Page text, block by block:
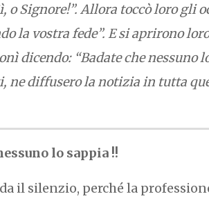
o Signore!”. Allora toccò loro gli
la vostra fede”. E si aprirono
dicendo: “Badate che nessuno
ne diffusero la notizia in tutta
lo sappia !!
il silenzio, perché la